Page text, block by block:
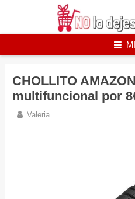
CHOLLITO
multifuncional por
Valeria